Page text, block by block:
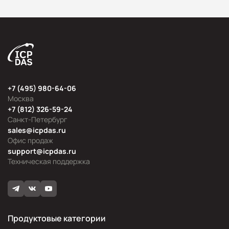
Москва
+7 (495) 980-64-06
Офис продаж
sales@icpdas.ru
Санкт-Петербург
+7 (812) 326-59-24
Техническая поддержка
support@icpdas.ru
Продуктовые категории